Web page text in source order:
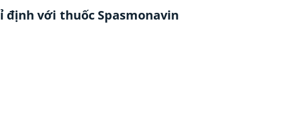
định với thuốc Spasmonavin